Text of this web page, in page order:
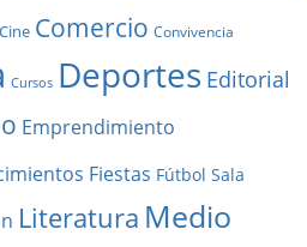
Cine Comercio Convivencia
Cursos Deportes Editorial
Emprendimiento
Fiestas Fútbol Sala
Literatura Medio